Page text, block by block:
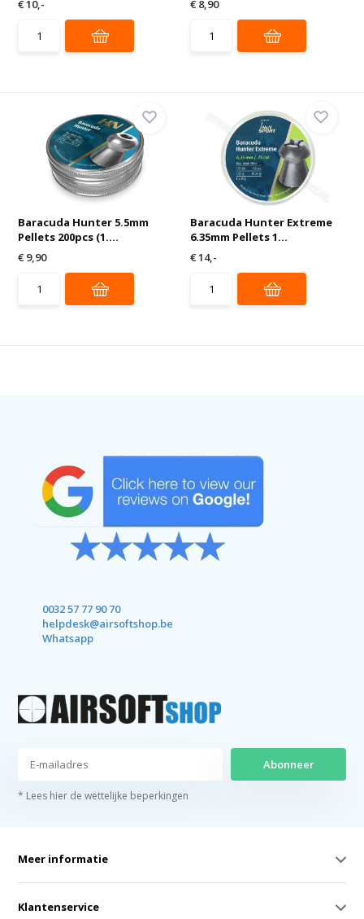
€ 10,-
€ 8,90
Baracuda Hunter 5.5mm
Pellets 200pcs (1....
€ 9,90
Baracuda Hunter Extreme
6.35mm Pellets 1...
€ 14,-
0032 57 77 90 70
helpdesk@airsoftshop.be
Whatsapp
Abonneer
* Lees hier de wettelijke beperkingen
Meer informatie
Klantenservice